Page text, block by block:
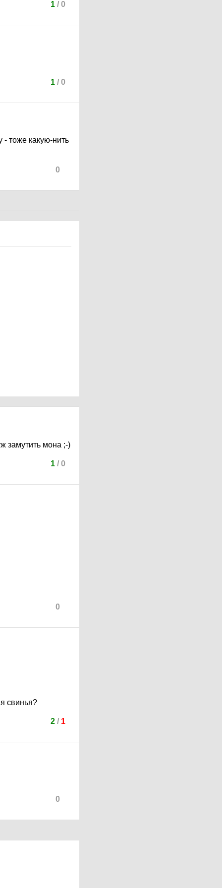
1/ 0
1/ 0
- тоже какую-нить
0
замутить мона ;-)
1/ 0
0
свинья?
2/ 1
0